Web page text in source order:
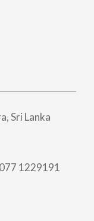
Sri Lanka
1229191